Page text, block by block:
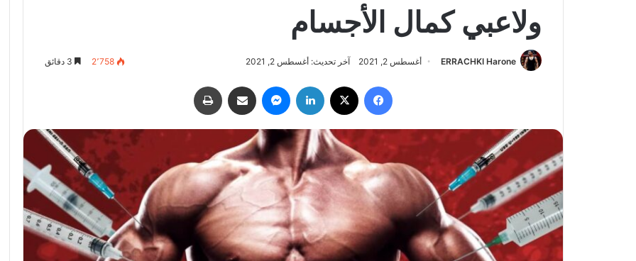
ولاعبي كمال الأجسام
ERRACHKI Harone أغسطس 2, 2021 آخر تحديث: أغسطس 2, 2021 2٬758
فيسبوك لينكدإن ماسنجر مشاركة عبر البريد